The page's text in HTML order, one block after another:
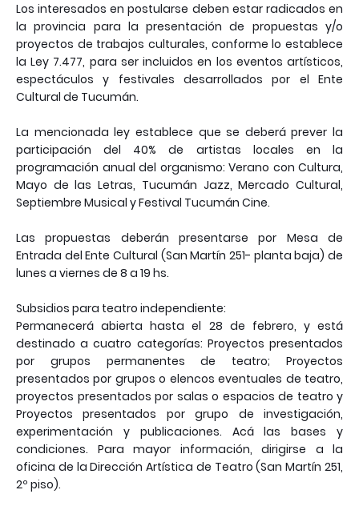
Los interesados en postularse deben estar radicados en
la provincia para la presentación de propuestas y/o
proyectos de trabajos culturales, conforme lo establece
la Ley 7.477, para ser incluidos en los eventos artísticos,
espectáculos y festivales desarrollados por el Ente
Cultural de Tucumán.
La mencionada ley establece que se deberá prever la
participación del 40% de artistas locales en la
programación anual del organismo: Verano con Cultura,
Mayo de las Letras, Tucumán Jazz, Mercado Cultural,
Septiembre Musical y Festival Tucumán Cine.
Las propuestas deberán presentarse por Mesa de
Entrada del Ente Cultural (San Martín 251- planta baja) de
lunes a viernes de 8 a 19 hs.
Subsidios para teatro independiente:
Permanecerá abierta hasta el 28 de febrero, y está
destinado a cuatro categorías: Proyectos presentados
por grupos permanentes de teatro; Proyectos
presentados por grupos o elencos eventuales de teatro,
proyectos presentados por salas o espacios de teatro y
Proyectos presentados por grupo de investigación,
experimentación y publicaciones. Acá las bases y
condiciones. Para mayor información, dirigirse a la
oficina de la Dirección Artística de Teatro (San Martín 251,
2º piso).